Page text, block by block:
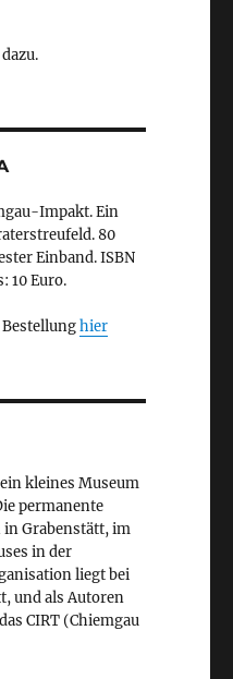
Impakt. Ein
80
Einband. ISBN
10 Euro.
hier
kleines Museum
permanente
Grabenstätt, im
in der
liegt bei
und als Autoren
CIRT (Chiemgau